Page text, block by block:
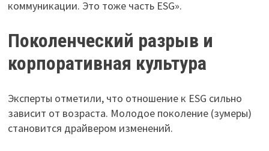
коммуникации. Это тоже часть ESG».
Поколенческий разрыв и
корпоративная культура
Эксперты отметили, что отношение к ESG сильно
зависит от возраста. Молодое поколение (зумеры)
становится драйвером изменений.